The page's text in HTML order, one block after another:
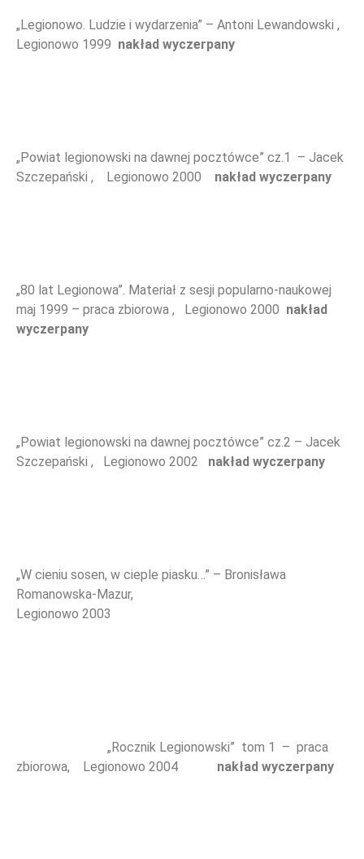
„Legionowo. Ludzie i wydarzenia” – Antoni Lewandowski ,
Legionowo 1999 nakład wyczerpany
„Powiat legionowski na dawnej pocztówce” cz.1 – Jacek
Szczepański , Legionowo 2000 nakład wyczerpany
„80 lat Legionowa”. Materiał z sesji popularno-naukowej
maj 1999 – praca zbiorowa , Legionowo 2000 nakład
wyczerpany
„Powiat legionowski na dawnej pocztówce” cz.2 – Jacek
Szczepański , Legionowo 2002 nakład wyczerpany
„W cieniu sosen, w cieple piasku…” – Bronisława
Romanowska-Mazur,
Legionowo 2003
„Rocznik Legionowski” tom 1 – praca
zbiorowa, Legionowo 2004 nakład wyczerpany
WYDARZENIA